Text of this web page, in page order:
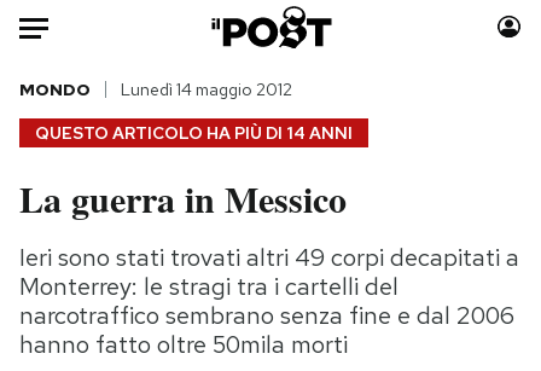
Auto
HOME
Italia
Politica
Tecnologia
Internet
Moda
Consumismi
Storie/Idee
Ok Boomer!
QUESTO ARTICOLO HA PIÙ DI 14 ANNI
MONDO Lunedì 14 maggio 2012
La guerra in Messico
Ieri sono stati trovati altri 49 corpi decapitati a
Monterrey: le stragi tra i cartelli del
narcotraffico sembrano senza fine e dal 2006
hanno fatto oltre 50mila morti